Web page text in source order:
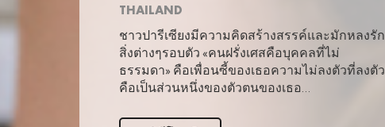
THAILAND
ชาวปารีเซียงมีความคิดสร้างสรรค์และมักหลงรัก
สิ่งต่างๆรอบตัว «คนฝรั่งเศสคือบุคคลที่ไม่
ธรรมดา» คือเพื่อนซี้ของเธอความไม่ลงตัวที่ลงตัว
คือเป็นส่วนหนึ่งของตัวตนของเธอ…